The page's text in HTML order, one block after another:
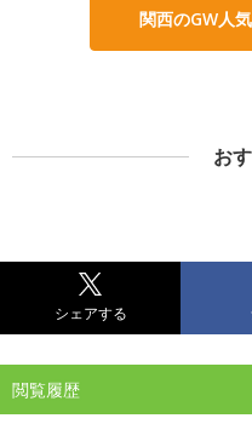
関西のGW人
お
シェアする
閲覧履歴